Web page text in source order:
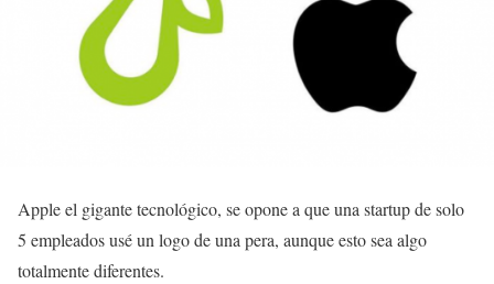
Apple el gigante tecnológico, se opone a que una startup de solo
5 empleados usé un logo de una pera, aunque esto sea algo
totalmente diferentes.